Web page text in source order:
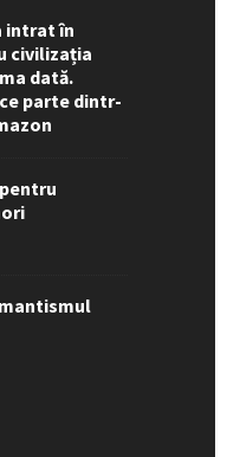
intrat în
civilizația
dată.
parte dintr-